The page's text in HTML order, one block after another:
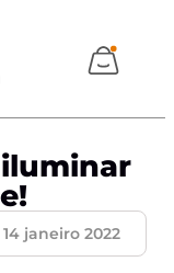
14 janeiro 2022